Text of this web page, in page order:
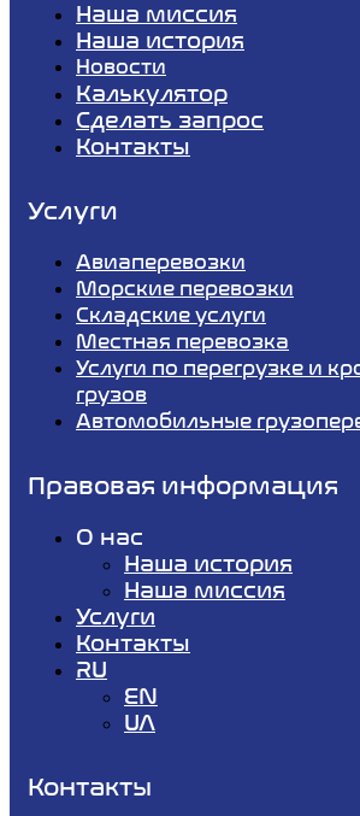
Наша миссия
Наша история
Новости
Калькулятор
Сделать запрос
Контакты
Услуги
Авиаперевозки
Морские перевозки
Складские услуги
Местная перевозка
Услуги по перегрузке и
грузов
Автомобильные
Правовая информация
О нас
Наша история
Наша миссия
Услуги
Контакты
RU
EN
UA
Контакты